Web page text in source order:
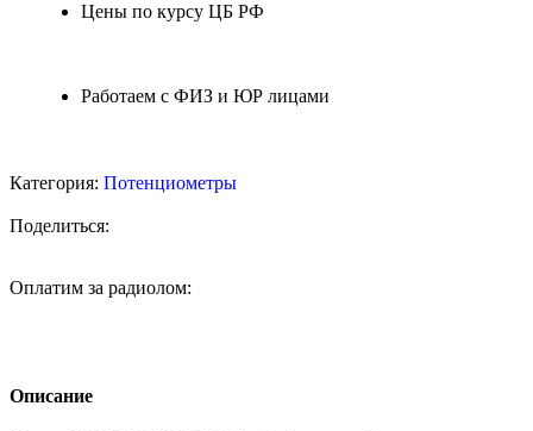
Цены по курсу ЦБ РФ
Работаем с ФИЗ и ЮР лицами
Категория: Потенциометры
Поделиться:
Оплатим за радиолом:
Описание